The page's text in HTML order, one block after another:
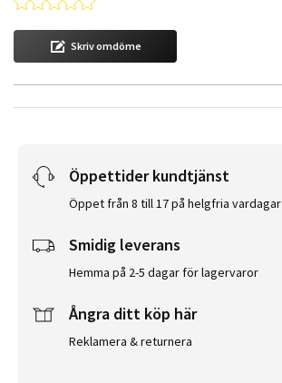
Skriv omdöme
Öppettider kundtjänst
Öppet från 8 till 17 på helgfria vardagar
Smidig leverans
Hemma på 2-5 dagar för lagervaror
Ångra ditt köp här
Reklamera & returnera